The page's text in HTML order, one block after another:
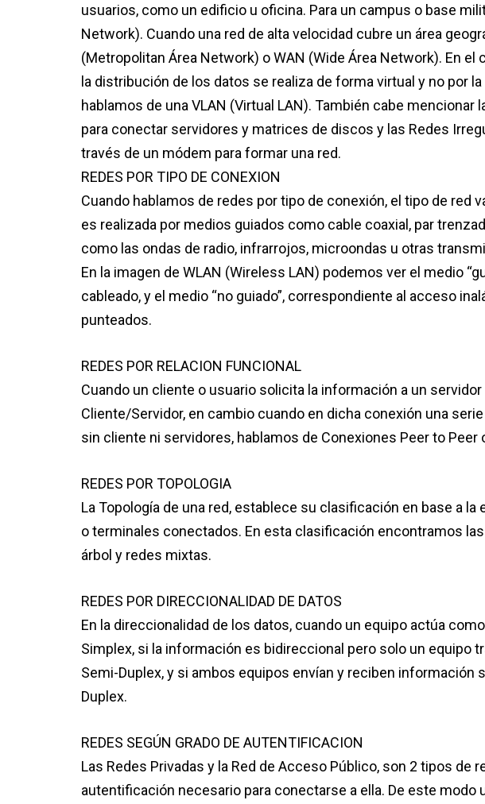
usuarios, como un edificio u oficina. Para un campus o base
Network). Cuando una red de alta velocidad cubre un área
(Metropolitan Área Network) o WAN (Wide Área Network). En el
la distribución de los datos se realiza de forma virtual y no por
hablamos de una VLAN (Virtual LAN). También cabe mencionar
para conectar servidores y matrices de discos y las Redes
través de un módem para formar una red.
REDES POR TIPO DE CONEXION
Cuando hablamos de redes por tipo de conexión, el tipo de red
es realizada por medios guiados como cable coaxial, par
como las ondas de radio, infrarrojos, microondas u otras
En la imagen de WLAN (Wireless LAN) podemos ver el medio
cableado, y el medio “no guiado”, correspondiente al acceso
punteados.
REDES POR RELACION FUNCIONAL
Cuando un cliente o usuario solicita la información a un
Cliente/Servidor, en cambio cuando en dicha conexión una
sin cliente ni servidores, hablamos de Conexiones Peer to Peer
REDES POR TOPOLOGIA
La Topología de una red, establece su clasificación en base a
o terminales conectados. En esta clasificación encontramos
árbol y redes mixtas.
REDES POR DIRECCIONALIDAD DE DATOS
En la direccionalidad de los datos, cuando un equipo actúa
Simplex, si la información es bidireccional pero solo un equipo
Semi-Duplex, y si ambos equipos envían y reciben información
Duplex.
REDES SEGÚN GRADO DE AUTENTIFICACION
Las Redes Privadas y la Red de Acceso Público, son 2 tipos de
autentificación necesario para conectarse a ella. De este modo